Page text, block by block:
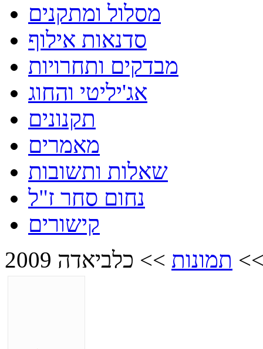
מסלול ומתקנים
סדנאות אילוף
מבדקים ותחרויות
אג'יליטי והחוג
תקנונים
מאמרים
שאלות ותשובות
נחום סחר ז"ל
קישורים
תמונות >> כלביאדה 2009